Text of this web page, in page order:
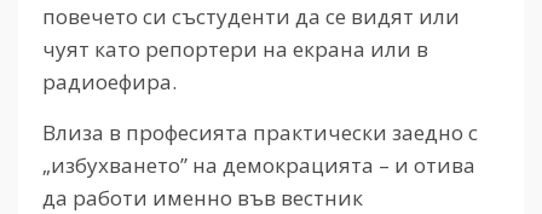
повечето си състуденти да се видят или
чуят като репортери на екрана или в
радиоефира.
Влиза в професията практически заедно с
„избухването” на демокрацията – и отива
да работи именно във вестник